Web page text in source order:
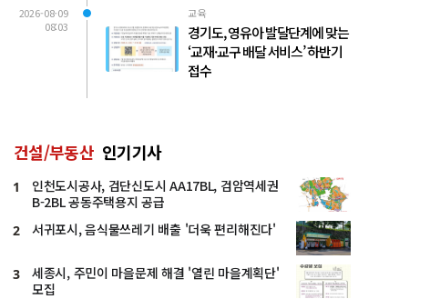
2026-08-09
08:03
교육
경기도, 영유아 발달단계에 맞는
‘교재·교구 배달 서비스’ 하반기
접수
건설/부동산 인기기사
1
인천도시공사, 검단신도시 AA17BL, 검암역세권
B-2BL 공동주택용지 공급
2 서귀포시, 음식물쓰레기 배출 '더욱 편리해진다'
3
세종시, 주민이 마을문제 해결 '열린 마을계획단'
모집